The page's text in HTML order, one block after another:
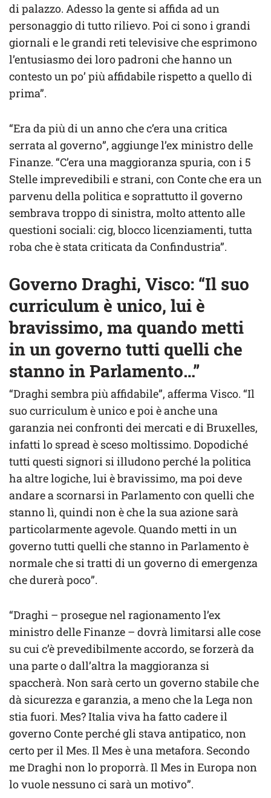
di palazzo. Adesso la gente si affida ad un
personaggio di tutto rilievo. Poi ci sono i grandi
giornali e le grandi reti televisive che esprimono
l’entusiasmo dei loro padroni che hanno un
contesto un po’ più affidabile rispetto a quello di
prima”.
“Era da più di un anno che c’era una critica
serrata al governo”, aggiunge l’ex ministro delle
Finanze. “C’era una maggioranza spuria, con i 5
Stelle imprevedibili e strani, con Conte che era un
parvenu della politica e soprattutto il governo
sembrava troppo di sinistra, molto attento alle
questioni sociali: cig, blocco licenziamenti, tutta
roba che è stata criticata da Confindustria”.
Governo Draghi, Visco: “Il suo
curriculum è unico, lui è
bravissimo, ma quando metti
in un governo tutti quelli che
stanno in Parlamento…”
“Draghi sembra più affidabile”, afferma Visco. “Il
suo curriculum è unico e poi è anche una
garanzia nei confronti dei mercati e di Bruxelles,
infatti lo spread è sceso moltissimo. Dopodiché
tutti questi signori si illudono perché la politica
ha altre logiche, lui è bravissimo, ma poi deve
andare a scornarsi in Parlamento con quelli che
stanno lì, quindi non è che la sua azione sarà
particolarmente agevole. Quando metti in un
governo tutti quelli che stanno in Parlamento è
normale che si tratti di un governo di emergenza
che durerà poco”.
“Draghi – prosegue nel ragionamento l’ex
ministro delle Finanze – dovrà limitarsi alle cose
su cui c’è prevedibilmente accordo, se forzerà da
una parte o dall’altra la maggioranza si
spaccherà. Non sarà certo un governo stabile che
dà sicurezza e garanzia, a meno che la Lega non
stia fuori. Mes? Italia viva ha fatto cadere il
governo Conte perché gli stava antipatico, non
certo per il Mes. Il Mes è una metafora. Secondo
me Draghi non lo proporrà. Il Mes in Europa non
lo vuole nessuno ci sarà un motivo”.